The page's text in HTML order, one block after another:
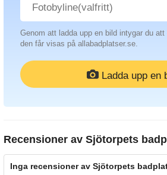
Genom att ladda upp en bild intygar du
den får visas på allabadplatser.se.
Ladda upp en
Recensioner av Sjötorpets
Inga recensioner av Sjötorpets